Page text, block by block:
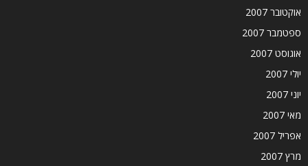
אוקטובר 2007
ספטמבר 2007
אוגוסט 2007
יולי 2007
יוני 2007
מאי 2007
אפריל 2007
מרץ 2007